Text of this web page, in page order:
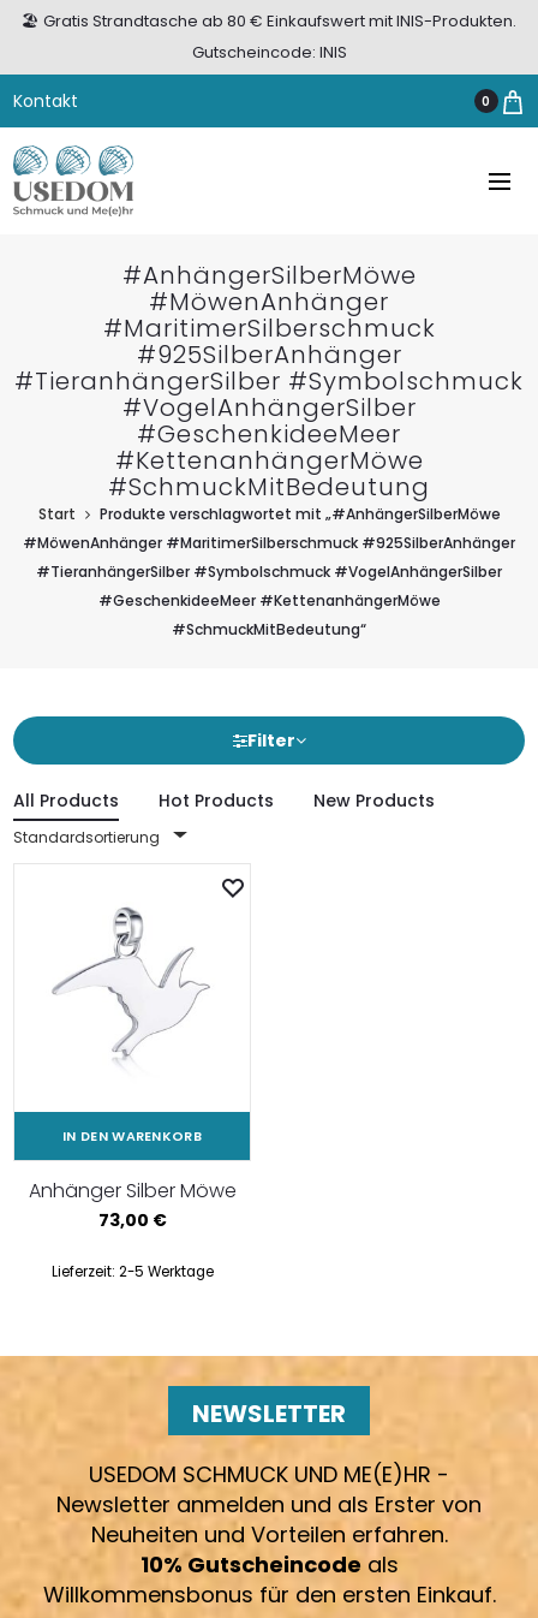
🏖️ Gratis Strandtasche ab 80 € Einkaufswert mit INIS-Produkten.
Gutscheincode: INIS
Kontakt 0
#AnhängerSilberMöwe
#MöwenAnhänger
#MaritimerSilberschmuck
#925SilberAnhänger
#TieranhängerSilber #Symbolschmuck
#VogelAnhängerSilber
#GeschenkideeMeer
#KettenanhängerMöwe
#SchmuckMitBedeutung
Start
Produkte verschlagwortet mit „#AnhängerSilberMöwe
#MöwenAnhänger #MaritimerSilberschmuck #925SilberAnhänger
#TieranhängerSilber #Symbolschmuck #VogelAnhängerSilber
#GeschenkideeMeer #KettenanhängerMöwe
#SchmuckMitBedeutung“
Filter
All Products Hot Products New Products
Standardsortierung
IN DEN WARENKORB
Anhänger Silber Möwe
73,00 €
Lieferzeit: 2-5 Werktage
NEWSLETTER
USEDOM SCHMUCK UND ME(E)HR -
Newsletter anmelden und als Erster von
Neuheiten und Vorteilen erfahren.
10% Gutscheincodeals
Willkommensbonus für den ersten Einkauf.